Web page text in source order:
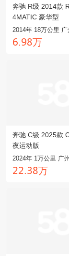
奔驰 R级 2014款
4MATIC 豪华型
2014年 18万公里 广
餼.鑶驋万
奔驰 C级 2025款
夜运动版
2024年 1万公里 广州
龥龥.閏驋万